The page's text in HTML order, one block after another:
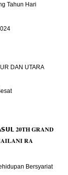
Tahun Hari
DAN UTARA
𝟐𝟎𝐓𝐇 𝐆𝐑𝐀𝐍𝐃
𝐑𝐀
Bersyariat